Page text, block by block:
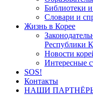
Библиотеки
Словари и
Жизнь в Корее
Республики
Новости
Интересные
SOS!
Контакты
НАШИ